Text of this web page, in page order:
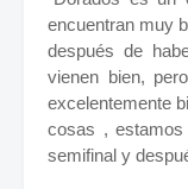
encuentran muy
después de
vienen bien,
excelentemente
cosas ,
semifinal y